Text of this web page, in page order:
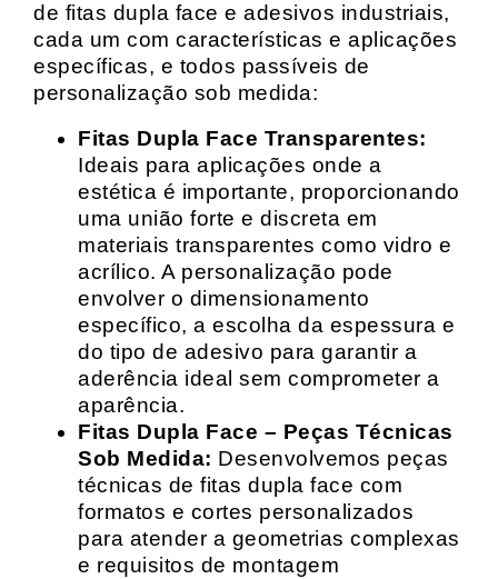
de fitas dupla face e adesivos industriais,
cada um com características e aplicações
específicas, e todos passíveis de
personalização sob medida:
Fitas Dupla Face Transparentes:
Ideais para aplicações onde a
estética é importante, proporcionando
uma união forte e discreta em
materiais transparentes como vidro e
acrílico. A personalização pode
envolver o dimensionamento
específico, a escolha da espessura e
do tipo de adesivo para garantir a
aderência ideal sem comprometer a
aparência.
Fitas Dupla Face – Peças Técnicas
Sob Medida: Desenvolvemos peças
técnicas de fitas dupla face com
formatos e cortes personalizados
para atender a geometrias complexas
e requisitos de montagem